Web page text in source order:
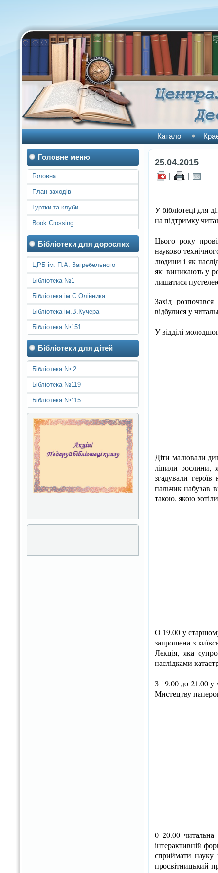
Каталог
Головне меню
Головна
План заходів
Гуртки та клуби
Book Crossing
Бібліотеки для дорослих
ЦРБ ім. П.А. Загребельного
Бібліотека №1
Бібліотека ім.С.Олійника
Бібліотека ім.В.Кучера
Бібліотека №151
Бібліотеки для дітей
Бібліотека № 2
Бібліотека №119
Бібліотека №115
25.04.2015
| |
У бібліотеці для
на підтримку
Цього року
науково-
людини і як
які виникають у
лишатися
Захід
відбулися у
У відділі
Діти малювали
ліпили рослини,
згадували
пальчик набував
такою, якою
О 19.00 у
запрошена з
Лекція, яка
наслідками
З 19.00 до 21.00 у
Мистецтву
0 20.00 читальна
інтерактивній
сприймати науку
просвітницький